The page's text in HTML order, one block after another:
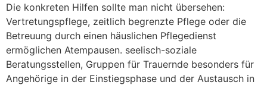
Die konkreten Hilfen sollte man nicht übersehen:
Vertretungspflege, zeitlich begrenzte Pflege oder die
Betreuung durch einen häuslichen Pflegedienst
ermöglichen Atempausen. seelisch-soziale
Beratungsstellen, Gruppen für Trauernde besonders für
Angehörige in der Einstiegsphase und der Austausch in